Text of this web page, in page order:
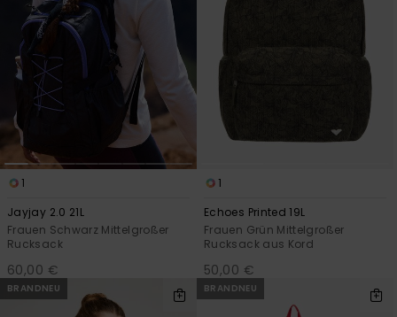
1
Jayjay 2.0 21L
Frauen Schwarz Mittelgroßer
Rucksack
60,00 €
1
Echoes Printed 19L
Frauen Grün Mittelgroßer
Rucksack aus Kord
50,00 €
BRANDNEU BRANDNEU